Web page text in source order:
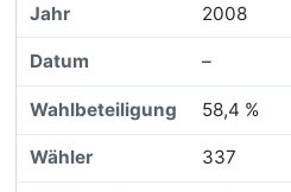
2008
–
58,4 %
337